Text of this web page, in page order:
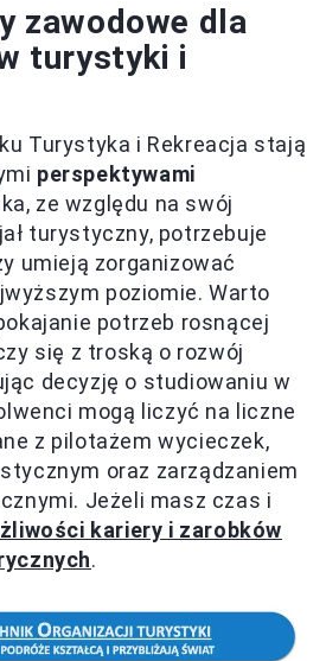
zawodowe dla
turystyki i
Turystyka i Rekreacja stają
perspektywami
ze względu na swój
turystyczny, potrzebuje
umieją zorganizować
poziomie. Warto
potrzeb rosnącej
się z troską o rozwój
decyzję o studiowaniu w
mogą liczyć na liczne
z pilotażem wycieczek,
oraz zarządzaniem
Jeżeli masz czas i
kariery i zarobków
.